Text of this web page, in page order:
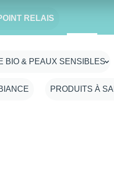
RELAIS
BIO & PEAUX SENSIBLES
PRODUITS À
- Vegan